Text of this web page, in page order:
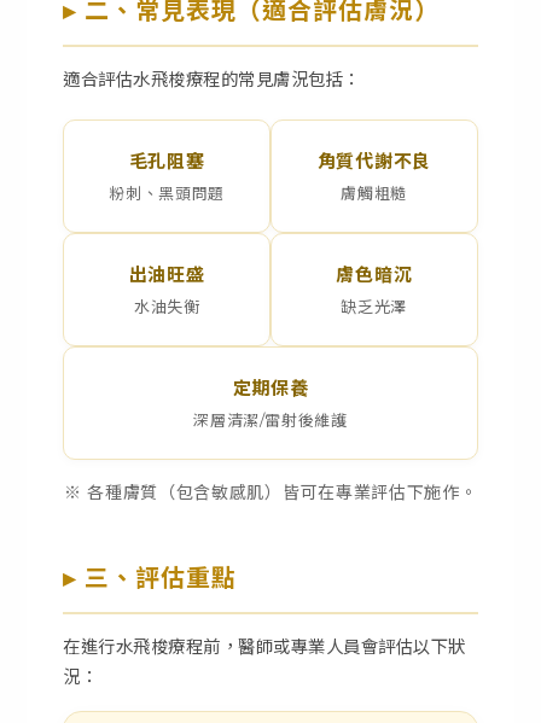
▸ 二、常見表現（適合評估膚況）
適合評估水飛梭療程的常見膚況包括：
毛孔阻塞
粉刺、黑頭問題
角質代謝不良
膚觸粗糙
出油旺盛
水油失衡
膚色暗沉
缺乏光澤
定期保養
深層清潔/雷射後維護
※ 各種膚質（包含敏感肌）皆可在專業評估下施作。
▸ 三、評估重點
在進行水飛梭療程前，醫師或專業人員會評估以下狀
況：